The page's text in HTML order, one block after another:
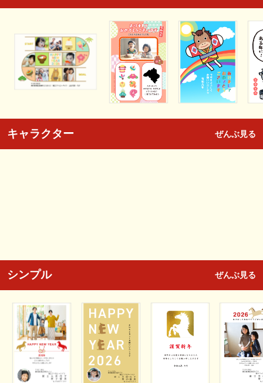
キャラクター ぜんぶ見る
シンプル ぜんぶ見る